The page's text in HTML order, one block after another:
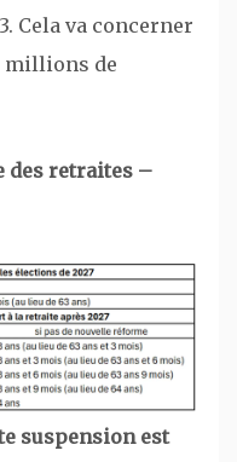
Cela va concerner
millions de
des retraites –
suspension est